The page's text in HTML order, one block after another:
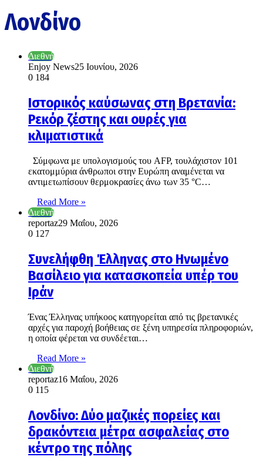
Λονδίνο
Διεθνή
Enjoy News25 Ιουνίου, 2026
0 184
Ιστορικός καύσωνας στη Βρετανία:
Ρεκόρ ζέστης και ουρές για
κλιματιστικά
Σύμφωνα με υπολογισμούς του AFP, τουλάχιστον 101
εκατομμύρια άνθρωποι στην Ευρώπη αναμένεται να
αντιμετωπίσουν θερμοκρασίες άνω των 35 °C…
Read More »
Διεθνή
reportaz29 Μαΐου, 2026
0 127
Συνελήφθη Έλληνας στο Ηνωμένο
Βασίλειο για κατασκοπεία υπέρ του
Ιράν
Ένας Έλληνας υπήκοος κατηγορείται από τις βρετανικές
αρχές για παροχή βοήθειας σε ξένη υπηρεσία πληροφοριών,
η οποία φέρεται να συνδέεται…
Read More »
Διεθνή
reportaz16 Μαΐου, 2026
0 115
Λονδίνο: Δύο μαζικές πορείες και
δρακόντεια μέτρα ασφαλείας στο
κέντρο της πόλης